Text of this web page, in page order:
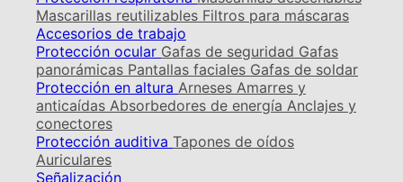
Mascarillas reutilizables Filtros para máscaras
Accesorios de trabajo
Protección ocular Gafas de seguridad Gafas
panorámicas Pantallas faciales Gafas de soldar
Protección en altura Arneses Amarres y
anticaídas Absorbedores de energía Anclajes y
conectores
Protección auditiva Tapones de oídos
Auriculares
Señalización